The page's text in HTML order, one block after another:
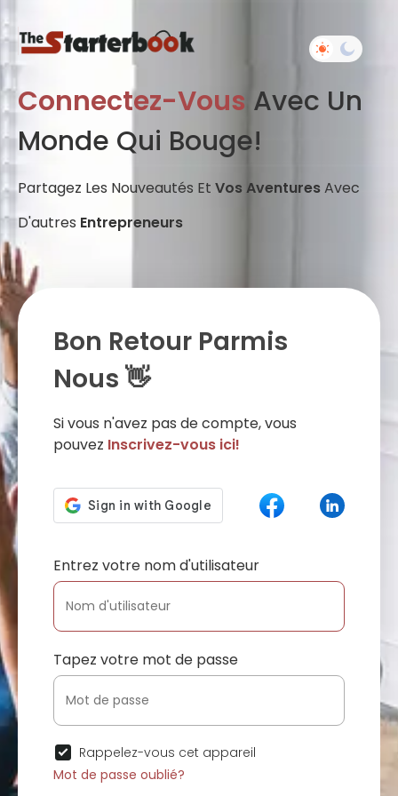
Connectez-Vous Avec Un
Monde Qui Bouge!
Partagez Les Nouveautés Et Vos AventuresAvec
D'autres Entrepreneurs
Bon Retour Parmis
Nous 👋
Si vous n'avez pas de compte, vous
pouvez Inscrivez-vous ici!
Entrez votre nom d'utilisateur
Tapez votre mot de passe
Rappelez-vous cet appareil
Mot de passe oublié?